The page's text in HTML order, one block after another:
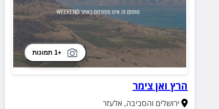
+1 תמונות
הרץ ואן צימר
ירושלים והסביבה, אלעזר